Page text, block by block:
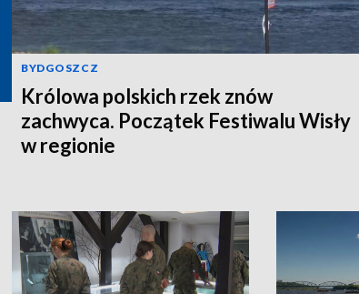
BYDGOSZCZ
Królowa polskich rzek znów
zachwyca. Początek Festiwalu Wisły
w regionie